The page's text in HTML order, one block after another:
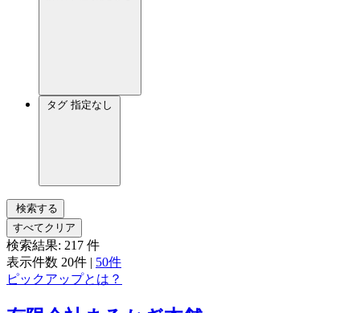
タグ 指定なし
検索する
すべてクリア
検索結果: 217 件
表示件数 20件 | 50件
ピックアップとは？